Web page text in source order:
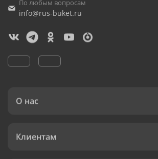
По любым вопросам
info@rus-buket.ru
О нас
Клиентам